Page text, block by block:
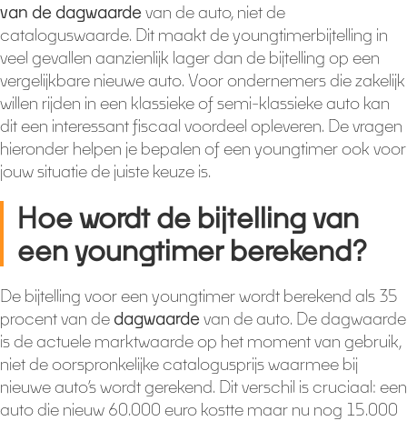
van de dagwaarde van de auto, niet de
cataloguswaarde. Dit maakt de youngtimerbijtelling in
veel gevallen aanzienlijk lager dan de bijtelling op een
vergelijkbare nieuwe auto. Voor ondernemers die zakelijk
willen rijden in een klassieke of semi-klassieke auto kan
dit een interessant fiscaal voordeel opleveren. De vragen
hieronder helpen je bepalen of een youngtimer ook voor
jouw situatie de juiste keuze is.
Hoe wordt de bijtelling van
een youngtimer berekend?
De bijtelling voor een youngtimer wordt berekend als 35
procent van de dagwaarde van de auto. De dagwaarde
is de actuele marktwaarde op het moment van gebruik,
niet de oorspronkelijke catalogusprijs waarmee bij
nieuwe auto’s wordt gerekend. Dit verschil is cruciaal: een
auto die nieuw 60.000 euro kostte maar nu nog 15.000